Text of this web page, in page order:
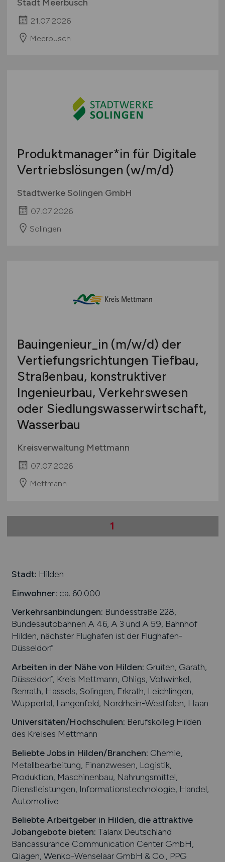
Stadt Meerbusch
21.07.2026
Meerbusch
Produktmanager*in für Digitale
Vertriebslösungen (w/m/d)
Stadtwerke Solingen GmbH
07.07.2026
Solingen
Bauingenieur_in (m/w/d) der
Vertiefungsrichtungen Tiefbau,
Straßenbau, konstruktiver
Ingenieurbau, Verkehrswesen
oder Siedlungswasserwirtschaft,
Wasserbau
Kreisverwaltung Mettmann
07.07.2026
Mettmann
1
Stadt: Hilden
Einwohner: ca. 60.000
Verkehrsanbindungen: Bundesstraße 228,
Bundesautobahnen A 46, A 3 und A 59, Bahnhof
Hilden, nächster Flughafen ist der Flughafen-
Düsseldorf
Arbeiten in der Nähe von Hilden: Gruiten, Garath,
Düsseldorf, Kreis Mettmann, Ohligs, Vohwinkel,
Benrath, Hassels, Solingen, Erkrath, Leichlingen,
Wuppertal, Langenfeld, Nordrhein-Westfalen, Haan
Universitäten/Hochschulen: Berufskolleg Hilden
des Kreises Mettmann
Beliebte Jobs in Hilden/Branchen: Chemie,
Metallbearbeitung, Finanzwesen, Logistik,
Produktion, Maschinenbau, Nahrungsmittel,
Dienstleistungen, Informationstechnologie, Handel,
Automotive
Beliebte Arbeitgeber in Hilden, die attraktive
Jobangebote bieten: Talanx Deutschland
Bancassurance Communication Center GmbH,
Qiagen, Wenko-Wenselaar GmbH & Co., PPG